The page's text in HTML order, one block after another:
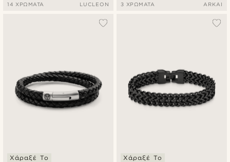
14 ΧΡΏΜΑΤΑ LUCLEON 3 ΧΡΏΜΑΤΑ ARKAI
Χάραξέ Το Χάραξέ Το